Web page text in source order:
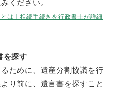
ください。
は｜相続手続きを行政書士が詳細
を探す
ために、遺産分割協議を行
り前に、遺言書を探すこと